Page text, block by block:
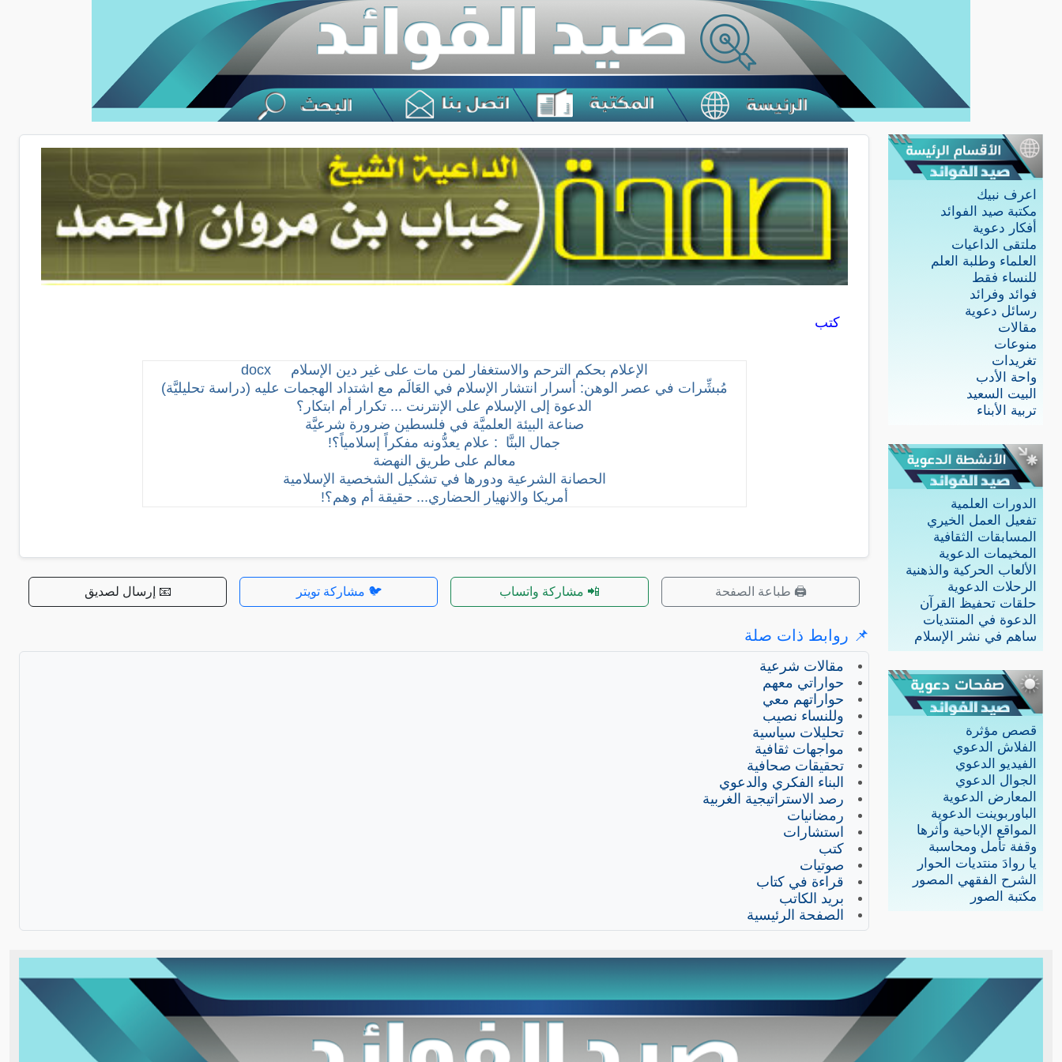
اعرف نبيك
مكتبة صيد الفوائد
أفكار دعوية
ملتقى الداعيات
العلماء وطلبة العلم
للنساء فقط
فوائد وفرائد
رسائل دعوية
مقالات
منوعات
تغريدات
واحة الأدب
البيت السعيد
تربية الأبناء
الدورات العلمية
تفعيل العمل الخيري
المسابقات الثقافية
المخيمات الدعوية
الألعاب الحركية والذهنية
الرحلات الدعوية
حلقات تحفيظ القرآن
الدعوة في المنتديات
ساهم في نشر الإسلام
قصص مؤثرة
الفلاش الدعوي
الفيديو الدعوي
الجوال الدعوي
المعارض الدعوية
الباوربوينت الدعوية
المواقع الإباحية وأثرها
وقفة تأمل ومحاسبة
يا روادَ منتديات الحوار
الشرح الفقهي المصور
مكتبة الصور
كتب
الإعلام بحكم الترحم والاستغفار لمن مات على غير دين الإسلام
docx
مُبشِّرات في عصر الوهن: أسرار انتشار الإسلام في العَالَم مع اشتداد الهجمات عليه (دراسة تحليليَّة)
الدعوة إلى الإسلام على الإنترنت ... تكرار أم ابتكار؟
صناعة البيئة العلميَّة في فلسطين ضرورة شرعيَّة
جمال البنَّا : علام يعدُّونه مفكراً إسلامياً؟!
معالم على طريق النهضة
الحصانة الشرعية ودورها في تشكيل الشخصية الإسلامية
أمريكا والانهيار الحضاري... حقيقة أم وهم؟!
🖨️ طباعة الصفحة 📲 مشاركة واتساب 🐦 مشاركة تويتر 📧 إرسال لصديق
📌 روابط ذات صلة
مقالات شرعية
حواراتي معهم
حواراتهم معي
وللنساء نصيب
تحليلات سياسية
مواجهات ثقافية
تحقيقات صحافية
البناء الفكري والدعوي
رصد الاستراتيجية الغربية
رمضانيات
استشارات
كتب
صوتيات
قراءة في كتاب
بريد الكاتب
الصفحة الرئيسية